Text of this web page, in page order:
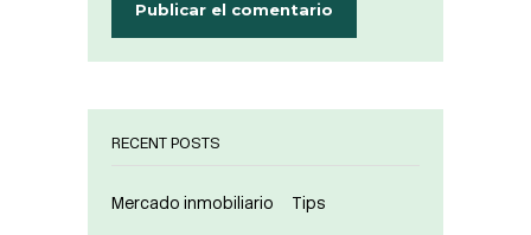
RECENT POSTS
Mercado inmobiliario Tips